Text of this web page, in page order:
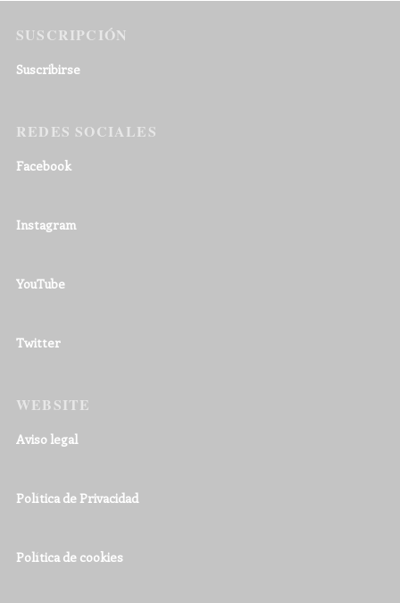
SUSCRIPCIÓN
Suscribirse
REDES SOCIALES
Facebook
Instagram
YouTube
Twitter
WEBSITE
Aviso legal
Política de Privacidad
Política de cookies